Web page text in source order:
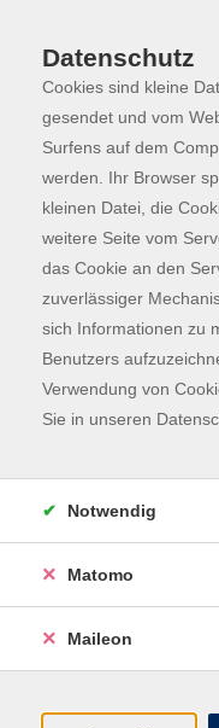
Skip to main content
Dozierende
Der Dozent
werden
Datenschutz
Cookies sind kleine
gesendet und vom
Surfens auf dem
werden. Ihr Browser
kleinen Datei, die
weitere Seite vom
das Cookie an den
zuverlässiger
sich Informationen zu
Benutzers
Verwendung von
Sie in unseren
Notwendig
Matomo
Maileon